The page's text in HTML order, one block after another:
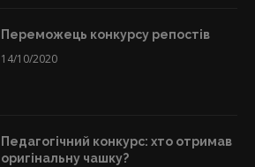
Переможець конкурсу репостів
14/10/2020
Педагогічний конкурс: хто отримав
оригінальну чашку?